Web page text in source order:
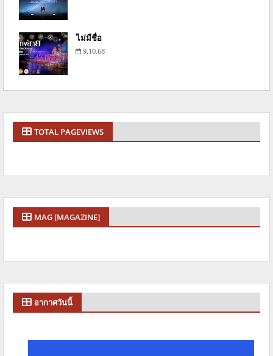
ไม่มีชื่อ
9.10.68
TOTAL PAGEVIEWS
MAG [MAGAZINE]
อากาศวันนี้